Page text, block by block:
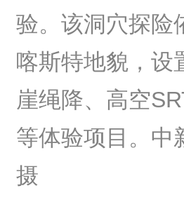
验。该洞穴探险
喀斯特地貌，设
崖绳降、高空
等体验项目。中
摄